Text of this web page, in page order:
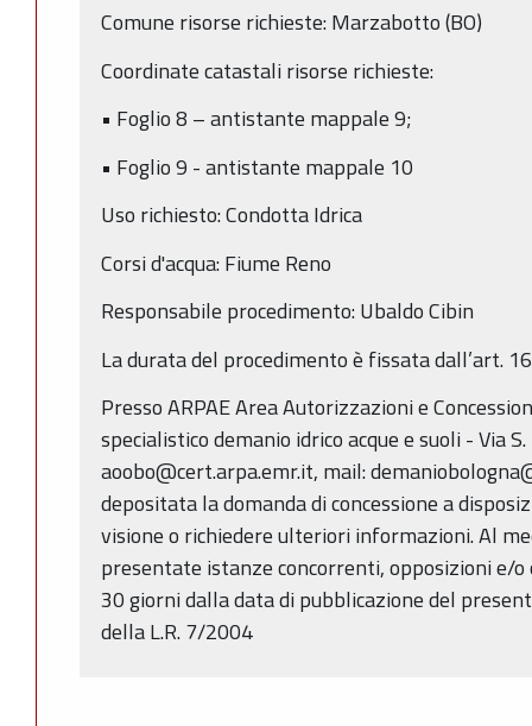
Comune risorse richieste: Marzabotto (BO)
Coordinate catastali risorse richieste:
• Foglio 8 – antistante mappale 9;
• Foglio 9 - antistante mappale 10
Uso richiesto: Condotta Idrica
Corsi d'acqua: Fiume Reno
Responsabile procedimento: Ubaldo Cibin
La durata del procedimento è fissata dall’art.
Presso ARPAE Area Autorizzazioni e
specialistico demanio idrico acque e suoli - Via
aoobo@cert.arpa.emr.it, mail:
depositata la domanda di concessione a
visione o richiedere ulteriori informazioni. Al
presentate istanze concorrenti, opposizioni e/
30 giorni dalla data di pubblicazione del
della L.R. 7/2004